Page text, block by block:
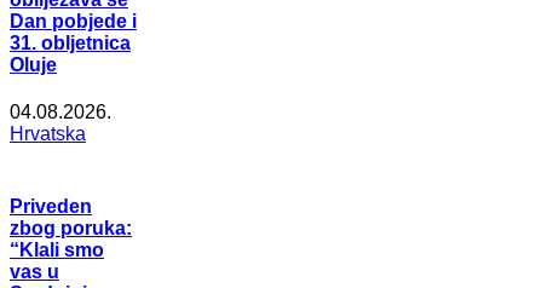
Dan pobjede i
31. obljetnica
Oluje
04.08.2026.
Hrvatska
Priveden
zbog poruka:
“Klali smo
vas u